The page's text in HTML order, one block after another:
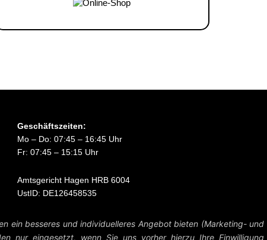
Geschäftszeiten:
Mo – Do: 07:45 – 16:45 Uhr
Fr: 07:45 – 15:15 Uhr
Amtsgericht Hagen HRB 6004
UstID: DE126458535
Preise zzgl. MwSt. und Versandkosten.
ein besseres und individuelleres Angebot bieten (Marketing- und
nur eingesetzt, wenn Sie uns vorher hierzu Ihre Einwilligung